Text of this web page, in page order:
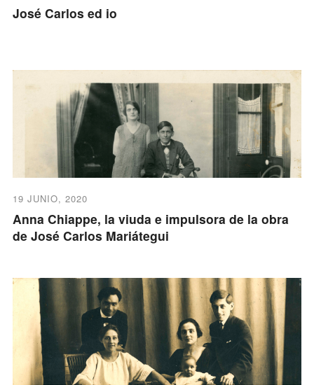
José Carlos ed io
19 JUNIO, 2020
Anna Chiappe, la viuda e impulsora de la obra
de José Carlos Mariátegui